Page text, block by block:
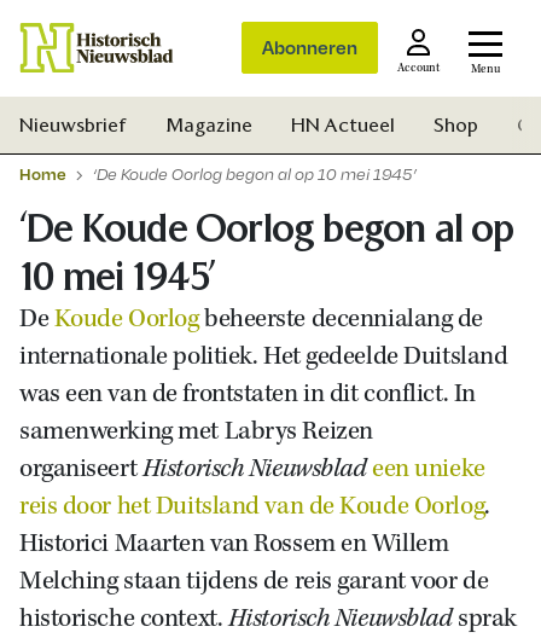
Abonneren
Account Menu
Zoek
Nieuwsbrief Magazine HN Actueel Shop
Home ‘De Koude Oorlog begon al op 10 mei 1945’
‘De Koude Oorlog begon al op
10 mei 1945’
DeKoude Oorlogbeheerste decennialang de
internationale politiek. Het gedeelde Duitsland
was een van de frontstaten in dit conflict. In
samenwerking met Labrys Reizen
organiseertHistorisch Nieuwsbladeen unieke
reis door het Duitsland van de Koude Oorlog.
Historici Maarten van Rossem en Willem
Melching staan tijdens de reis garant voor de
historische context.Historisch Nieuwsbladsprak